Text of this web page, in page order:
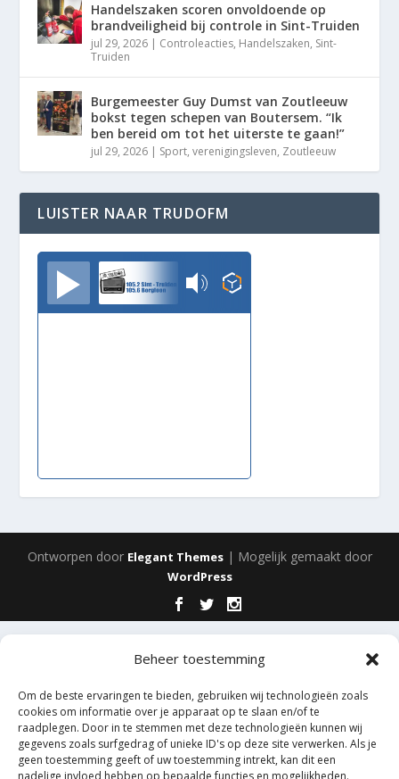
Beheer toestemming
Om de beste ervaringen te bieden, gebruiken wij technologieën zoals
cookies om informatie over je apparaat op te slaan en/of te
raadplegen. Door in te stemmen met deze technologieën kunnen wij
gegevens zoals surfgedrag of unieke ID's op deze site verwerken. Als je
geen toestemming geeft of uw toestemming intrekt, kan dit een
Handelszaken scoren onvoldoende op
brandveiligheid bij controle in Sint-Truiden
jul 29, 2026 Controleacties, Handelszaken, Sint-
Truiden
Burgemeester Guy Dumst van Zoutleeuw
bokst tegen schepen van Boutersem. “Ik
ben bereid om tot het uiterste te gaan!”
jul 29, 2026 Sport,verenigingsleven, Zoutleeuw
LUISTER NAAR TRUDOFM
TrudoFM
Ontworpen door Elegant Themes| Mogelijk gemaakt door
WordPress